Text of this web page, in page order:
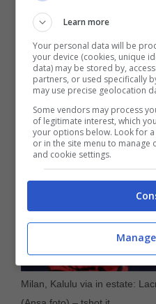
anche è stata
infortunio per un altro
Milan, Kalulu via in estate:
Learn more
Your personal data will be
your device (cookies, unique
data) may be stored by,
partners, or used specifically
may use precise geolocation
Some vendors may process
of legitimate interest, which
your options below. Look for
or in the site menu to manage
and cookie settings.